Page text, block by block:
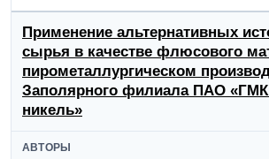
Применение альтернативных
сырья в качестве флюсового
пирометаллургическом
Заполярного филиала ПАО
никель»
АВТОРЫ